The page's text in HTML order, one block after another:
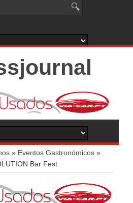
» Eventos Gastronómicos »
Bar Fest